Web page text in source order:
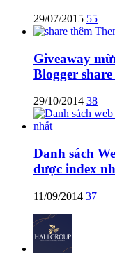
29/07/2015 55
Giveaway
Blogger
29/10/2014 38
Danh sách
được index
11/09/2014 37